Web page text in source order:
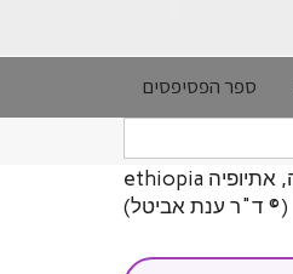
ספר הפסיפסים
מולדת הקפה, אתיופיה ethiopia
(© ד"ר ענת אביטל)